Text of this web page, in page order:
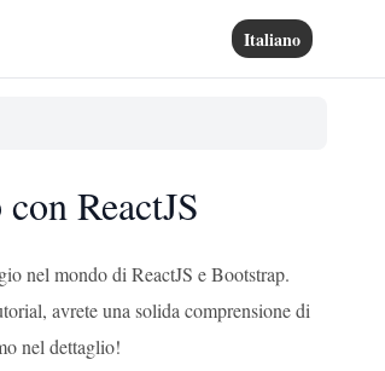
Italiano
ReactJS
nel mondo di ReactJS e Bootstrap.
avrete una solida comprensione di
nel dettaglio!